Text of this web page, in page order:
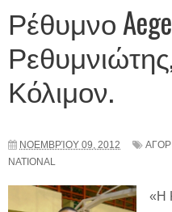
Ρέθυμνο
Κόλιμον.
ΝΟΕΜΒΡΊΟΥ 09, 2012 ΑΓΟΡ
NATIONAL
«Η